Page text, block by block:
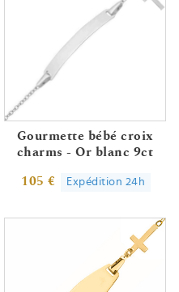
Gourmette bébé croix
charms - Or blanc 9ct
105 € Expédition 24h